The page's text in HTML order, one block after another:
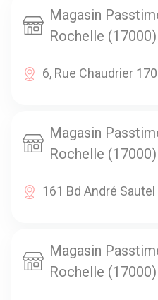
Magasin
Rochelle (17000)
6, Rue Chaudrier
Magasin
Rochelle (17000)
161 Bd André
Magasin
Rochelle (17000)